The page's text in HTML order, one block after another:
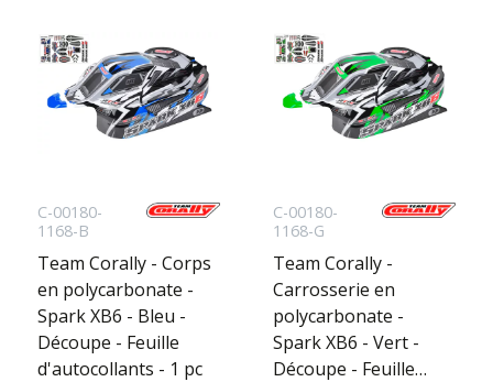
C-00180-
1168-B
Team Corally - Corps
en polycarbonate -
Spark XB6 - Bleu -
Découpe - Feuille
d'autocollants - 1 pc
C-00180-
1168-G
Team Corally -
Carrosserie en
polycarbonate -
Spark XB6 - Vert -
Découpe - Feuille